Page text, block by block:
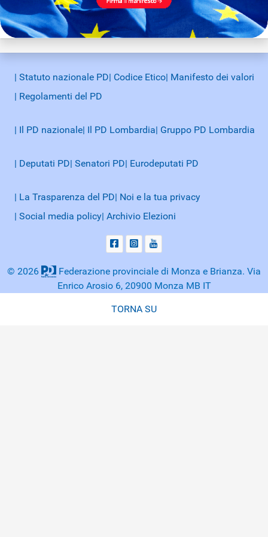
| Statuto nazionale PD| Codice Etico| Manifesto dei valori
| Regolamenti del PD
| Il PD nazionale| Il PD Lombardia| Gruppo PD Lombardia
| Deputati PD| Senatori PD| Eurodeputati PD
| La Trasparenza del PD| Noi e la tua privacy
| Social media policy| Archivio Elezioni
© 2026
Federazione provinciale di Monza e Brianza. Via
Enrico Arosio 6, 20900 Monza MB IT
TORNA SU